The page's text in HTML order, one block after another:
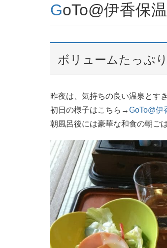
GoTo@伊香
ボリュームたっぷ
昨夜は、気持ちの良い温泉とす
初日の様子はこちら→GoTo@
朝風呂後には豪華な和食の朝ごは